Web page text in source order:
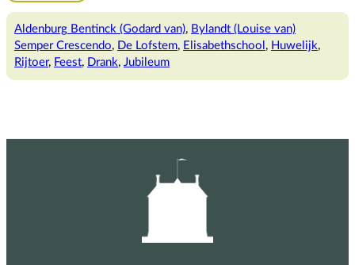
zilveren
huwelijksfeest
Aldenburg Bentinck (Godard van), Bylandt (Louise van)
Semper Crescendo, De Lofstem, Elisabethschool , Huwelijk
Rijtoer, Feest, Drank, Jubileum